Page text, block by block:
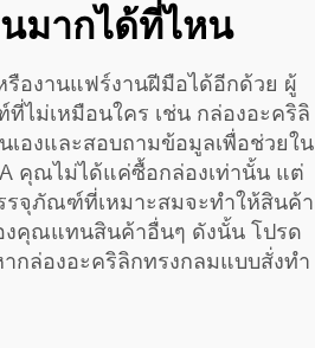
มากได้ที่ไหน
องานแฟร์งานฝีมือได้อีกด้วย ผู้
ไม่เหมือนใคร เช่น กล่องอะคริลิ
องและสอบถามข้อมูลเพื่อช่วยใน
คุณไม่ได้แค่ซื้อกล่องเท่านั้น แต่
จุภัณฑ์ที่เหมาะสมจะทำให้สินค้า
คุณแทนสินค้าอื่นๆ ดังนั้น โปรด
กล่องอะคริลิกทรงกลมแบบสั่งทำ